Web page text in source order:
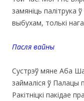
замяніць
выбухам, толькі
Пасля вайны
Сустрэў мяне Аба
займаліся ў Палацы
Ракітніцкі пакідае